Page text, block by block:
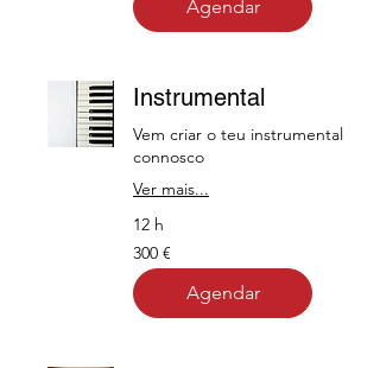
euros
Agendar
Instrumental
Vem criar o teu instrumental
connosco
Ver mais...
12 h
300
euros
300 €
Agendar